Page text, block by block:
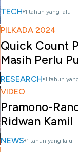
TECH 1 tahun yang lalu
PILKADA 2024
Quick Count
Masih Perlu
RESEARCH 1 tahun
VIDEO
Pramono-
Ridwan Kamil
NEWS 1 tahun yang lalu